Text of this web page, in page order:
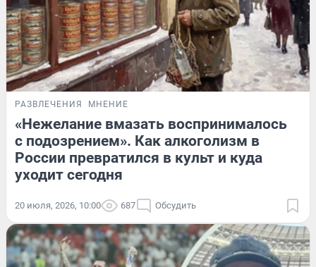
РАЗВЛЕЧЕНИЯ МНЕНИЕ
«Нежелание вмазать воспринималось
с подозрением». Как алкоголизм в
России превратился в культ и куда
уходит сегодня
20 июля, 2026, 10:00 687 Обсудить